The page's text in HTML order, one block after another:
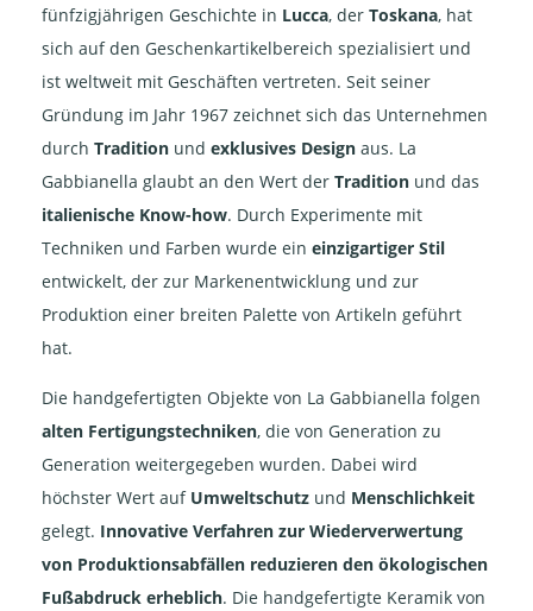
fünfzigjährigen Geschichte in Lucca, der Toskana, hat
sich auf den Geschenkartikelbereich spezialisiert und
ist weltweit mit Geschäften vertreten. Seit seiner
Gründung im Jahr 1967 zeichnet sich das Unternehmen
durch Tradition und exklusives Design aus. La
Gabbianella glaubt an den Wert der Tradition und das
italienische Know-how. Durch Experimente mit
Techniken und Farben wurde ein einzigartiger Stil
entwickelt, der zur Markenentwicklung und zur
Produktion einer breiten Palette von Artikeln geführt
hat.
Die handgefertigten Objekte von La Gabbianella folgen
alten Fertigungstechniken, die von Generation zu
Generation weitergegeben wurden. Dabei wird
höchster Wert auf Umweltschutz und Menschlichkeit
gelegt. Innovative Verfahren zur Wiederverwertung
von Produktionsabfällen reduzieren den ökologischen
Fußabdruck erheblich. Die handgefertigte Keramik von